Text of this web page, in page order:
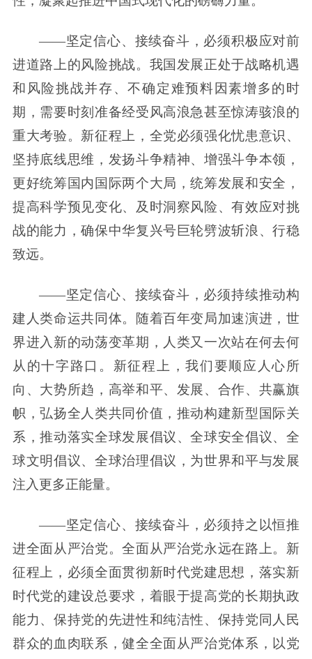
——坚定信心、接续奋斗，必须积极应对前
进道路上的风险挑战。我国发展正处于战略机遇
和风险挑战并存、不确定难预料因素增多的时
期，需要时刻准备经受风高浪急甚至惊涛骇浪的
重大考验。新征程上，全党必须强化忧患意识、
坚持底线思维，发扬斗争精神、增强斗争本领，
更好统筹国内国际两个大局，统筹发展和安全，
提高科学预见变化、及时洞察风险、有效应对挑
战的能力，确保中华复兴号巨轮劈波斩浪、行稳
致远。
——坚定信心、接续奋斗，必须持续推动构
建人类命运共同体。随着百年变局加速演进，世
界进入新的动荡变革期，人类又一次站在何去何
从的十字路口。新征程上，我们要顺应人心所
向、大势所趋，高举和平、发展、合作、共赢旗
帜，弘扬全人类共同价值，推动构建新型国际关
系，推动落实全球发展倡议、全球安全倡议、全
球文明倡议、全球治理倡议，为世界和平与发展
注入更多正能量。
——坚定信心、接续奋斗，必须持之以恒推
进全面从严治党。全面从严治党永远在路上。新
征程上，必须全面贯彻新时代党建思想，落实新
时代党的建设总要求，着眼于提高党的长期执政
能力、保持党的先进性和纯洁性、保持党同人民
群众的血肉联系，健全全面从严治党体系，以党